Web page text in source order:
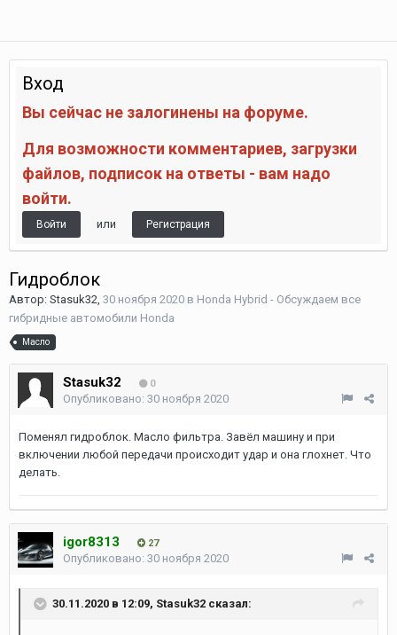
Вход
Вы сейчас не залогинены на форуме.
Для возможности комментариев, загрузки
файлов, подписок на ответы - вам надо
войти.
Войти или Регистрация
Гидроблок
Автор: Stasuk32, 30 ноября 2020 в Honda Hybrid - Обсуждаем все
гибридные автомобили Honda
Масло
Stasuk32 0
Опубликовано: 30 ноября 2020
Поменял гидроблок. Масло фильтра. Завёл машину и при
включении любой передачи происходит удар и она глохнет. Что
делать.
igor8313 27
Опубликовано: 30 ноября 2020
30.11.2020 в 12:09, Stasuk32 сказал: